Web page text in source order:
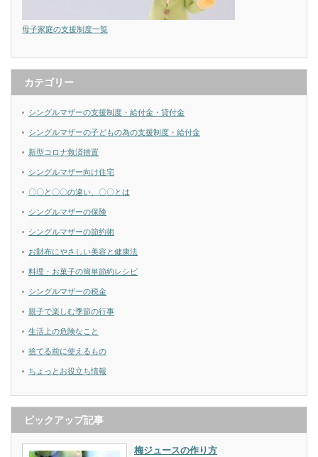
母子家庭の支援制度一覧
カテゴリー
シングルマザーの支援制度・給付金・貸付金
シングルマザーの子どもの為の支援制度・給付金
新型コロナ救済措置
シングルマザー向け住宅
〇〇と〇〇の違い、〇〇とは
シングルマザーの保険
シングルマザーの節約術
お財布にやさしい美容と健康法
料理・お菓子の簡単節約レシピ
シングルマザーの税金
親子で楽しむ季節の行事
生活上の危険なこと
捨てる前に使えるもの
ちょっとお役立ち情報
ピックアップ記事
梅ジュースの作り方